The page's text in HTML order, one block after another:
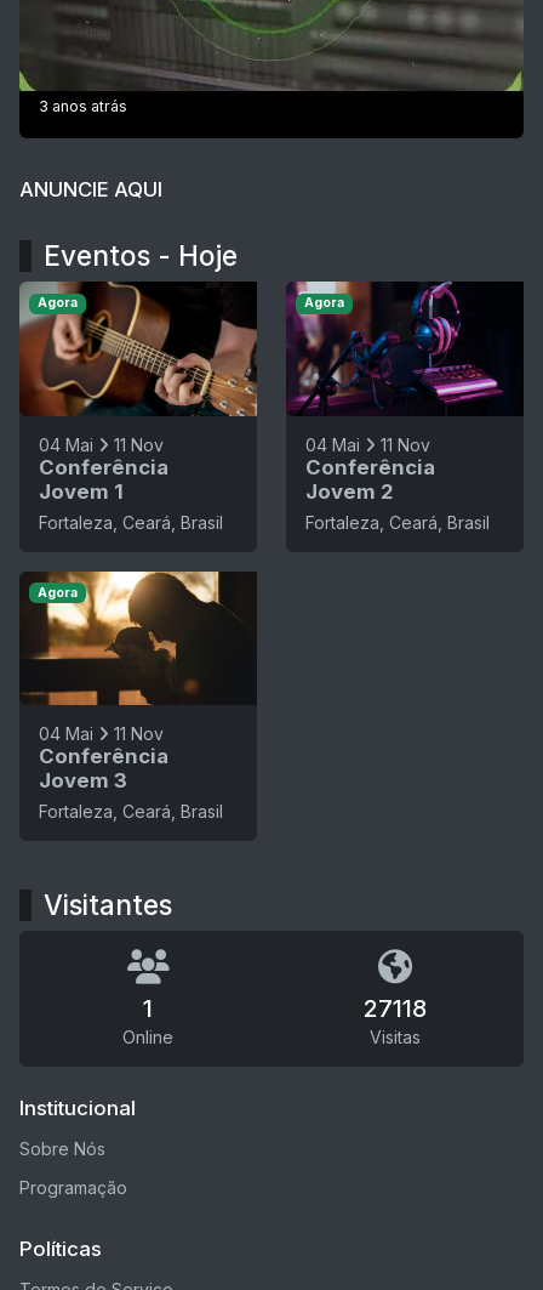
3 anos atrás
ANUNCIE AQUI
Eventos - Hoje
04 Mai 11 Nov
Conferência
Jovem 1
Fortaleza, Ceará, Brasil
Agora
04 Mai 11 Nov
Conferência
Jovem 2
Fortaleza, Ceará, Brasil
Agora
04 Mai 11 Nov
Conferência
Jovem 3
Fortaleza, Ceará, Brasil
Agora
Visitantes
1
Online
27118
Visitas
Institucional
Sobre Nós
Programação
Políticas